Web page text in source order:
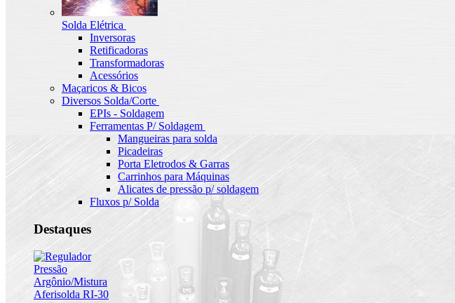
Solda Elétrica
Inversoras
Retificadoras
Transformadoras
Acessórios
Maçaricos & Bicos
Diversos Solda/Corte
EPIs - Soldagem
Ferramentas P/ Soldagem
Mangueiras para solda
Picadeiras
Porta Eletrodos & Garras
Carrinhos para Máquinas
Alicates de pressão p/ soldagem
Fluxos p/ Solda
Destaques